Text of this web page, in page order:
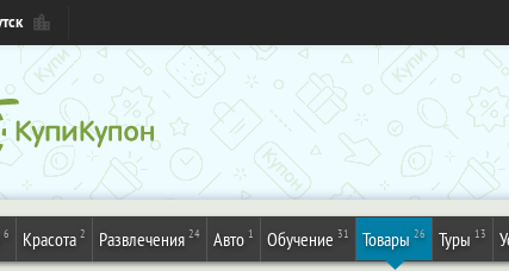
6 Красота 2 Развлечения 24 Авто 1 Обучение 31 Товары 26 Туры 13